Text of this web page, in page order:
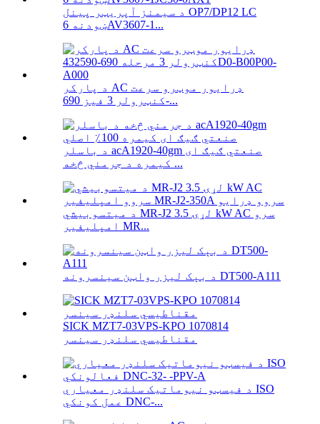
د سیمنز آپریټر پینل OP7/DP12 LC
ښودنه 6AV3607-1...
د پارکر AC ډرایور موټرو سرعت
کنټرولر 3 فیز 690-...
د باسلر acA1920-40gm صنعتي ګیګ ای
کیمره د جرمني څخه ...
د میتسوبیشي MR-J2 لړۍ 3.5 kW AC سرو
امپلیفیر MR...
د بېک لیزر واټن سینسرونه DT500-A111
SICK MZT7-03VPS-KPO 1070814
مقناطیسي سلنډر سینسر
د فیسټو نیوماتیک سلنډر معیاري ISO
عمل کونکي DNC-...